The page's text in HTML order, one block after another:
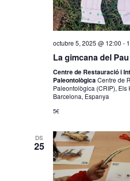
octubre 5, 2025 @ 12:00 -
La gimcana del Pau
Centre de Restauració i
PaleontològicaCentre de
Paleontològica (CRIP), Els
Barcelona, Espanya
5€
DS
25